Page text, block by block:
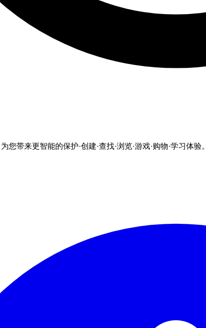
带来更智能的保护·创建·查找·浏览·游戏·购物·学习体验。